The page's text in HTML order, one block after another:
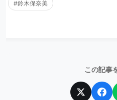
#鈴木保奈美
この記事